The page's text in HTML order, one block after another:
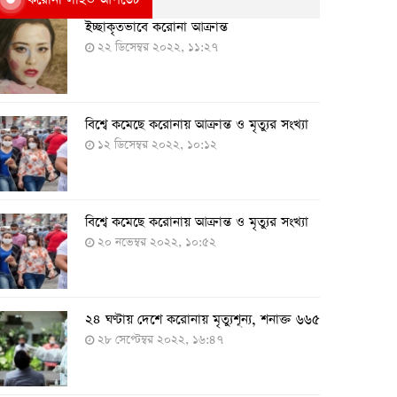
ইচ্ছাকৃতভাবে করোনা আক্রান্ত
২২ ডিসেম্বর ২০২২, ১১:২৭
বিশ্বে কমেছে করোনায় আক্রান্ত ও মৃত্যুর সংখ্যা
১২ ডিসেম্বর ২০২২, ১০:১২
বিশ্বে কমেছে করোনায় আক্রান্ত ও মৃত্যুর সংখ্যা
২০ নভেম্বর ২০২২, ১০:৫২
২৪ ঘণ্টায় দেশে করোনায় মৃত্যুশূন্য, শনাক্ত ৬৬৫
২৮ সেপ্টেম্বর ২০২২, ১৬:৪৭